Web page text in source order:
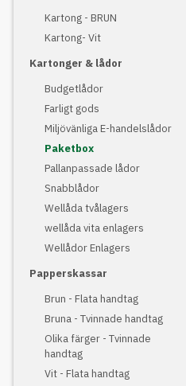
Kartong - BRUN
Kartong- Vit
Kartonger & lådor
Budgetlådor
Farligt gods
Miljövänliga E-handelslådor
Paketbox
Pallanpassade lådor
Snabblådor
Wellåda tvålagers
wellåda vita enlagers
Wellådor Enlagers
Papperskassar
Brun - Flata handtag
Bruna - Tvinnade handtag
Olika färger - Tvinnade
handtag
Vit - Flata handtag